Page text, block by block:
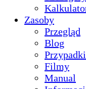
Zasoby
Przegląd
Blog
Filmy
Manual